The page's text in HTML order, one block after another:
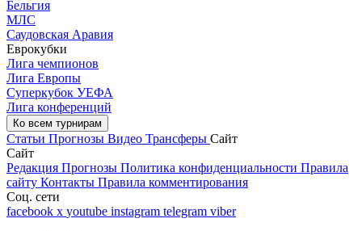
Бельгия
МЛС
Саудовская Аравия
Еврокубки
Лига чемпионов
Лига Европы
Суперкубок УЕФА
Лига конференций
Ко всем турнирам
Статьи Прогнозы Видео Трансферы Сайт
Сайт
Редакция Прогнозы Политика конфиденциальности Правила
сайту Контакты Правила комментирования
Соц. сети
facebook x youtube instagram telegram viber